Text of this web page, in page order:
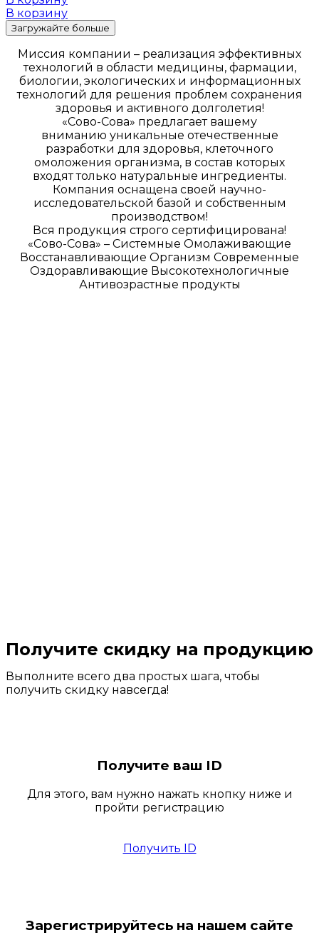
В корзину
Загружайте больше
Миссия компании – реализация эффективных
технологий в области медицины, фармации,
биологии, экологических и информационных
технологий для решения проблем сохранения
здоровья и активного долголетия!
«Сово-Сова» предлагает вашему
вниманию уникальные отечественные
разработки для здоровья, клеточного
омоложения организма, в состав которых
входят только натуральные ингредиенты.
Компания оснащена своей научно-
исследовательской базой и собственным
производством!
Вся продукция строго сертифицирована!
«Сово-Сова» – Системные Омолаживающие
Восстанавливающие Организм Современные
Оздоравливающие Высокотехнологичные
Антивозрастные продукты
Получите скидку на продукцию
Выполните всего два простых шага, чтобы
получить скидку навсегда!
Получите ваш ID
Для этого, вам нужно нажать кнопку ниже и
пройти регистрацию
Получить ID
Зарегистрируйтесь на нашем сайте